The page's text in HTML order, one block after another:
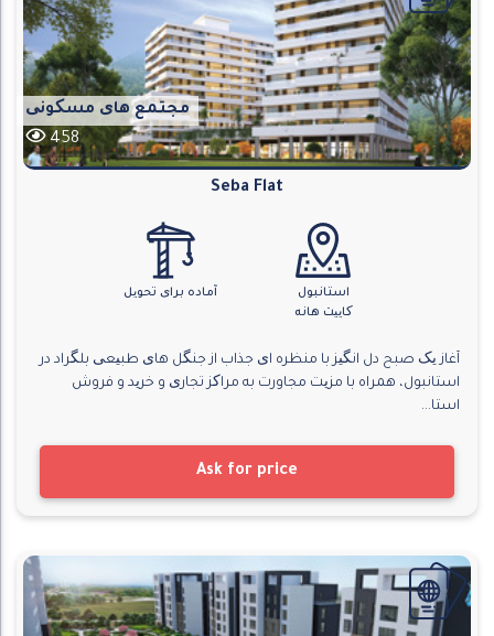
مجتمع های مسکونی
458
Seba Flat
استانبول
کاییت هانه
آماده برای تحویل
آغاز یک صبح دل انگیز با منظره ای جذاب از جنگل های طبیعی بلگراد در
استانبول، همراه با مزیت مجاورت به مراکز تجاری و خرید و فروش
استا...
Ask for price